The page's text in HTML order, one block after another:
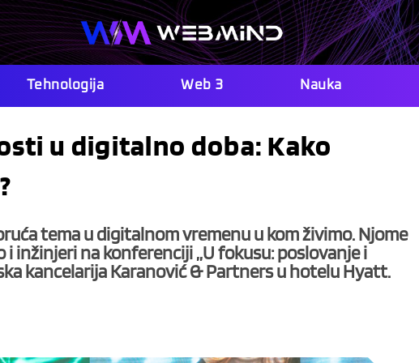
Tehnologija Web 3 Nauka
u digitalno doba: Kako
tema u digitalnom vremenu u kom živimo. Njome
inžinjeri na konferenciji ,,U fokusu: poslovanje i
kancelarija Karanović & Partners u hotelu Hyatt.